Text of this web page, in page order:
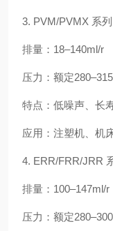
3. PVM/PVMX 系
排量：18–140ml/r
压力：额定
特点：低噪声、长
应用：注塑机、机
4. ERR/FRR/JRR
排量：100–147ml/r
压力：额定